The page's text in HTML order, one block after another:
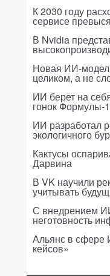
К 2030 году
сервисе
В Nvidia
Новая ИИ-
целиком, а не
ИИ берет на
гонок Формулы-1
ИИ разработал
экологичного
Кактусы
Дарвина
В VK научили
учитывать
С внедрением
неготовность
Альянс в сфере
кейсов»